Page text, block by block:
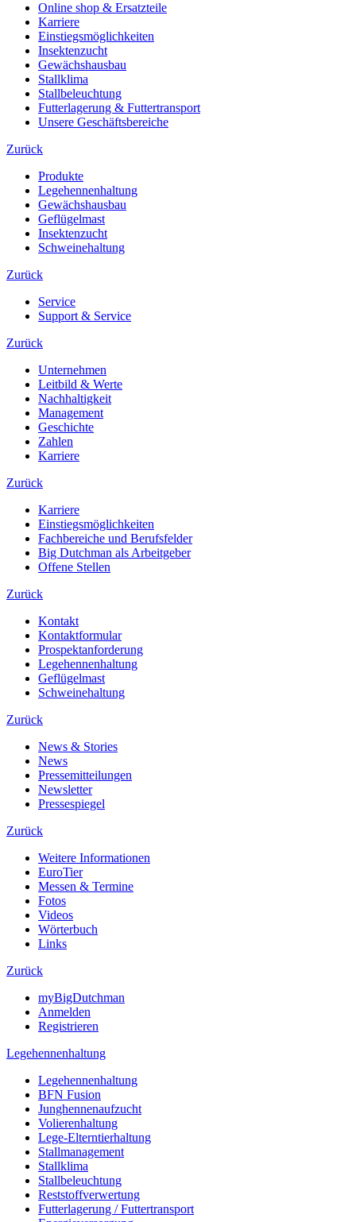
Online shop & Ersatzteile
Karriere
Einstiegsmöglichkeiten
Insektenzucht
Gewächshausbau
Stallklima
Stallbeleuchtung
Futterlagerung & Futtertransport
Unsere Geschäftsbereiche
Zurück
Produkte
Legehennenhaltung
Gewächshausbau
Geflügelmast
Insektenzucht
Schweinehaltung
Zurück
Service
Support & Service
Zurück
Unternehmen
Leitbild & Werte
Nachhaltigkeit
Management
Geschichte
Zahlen
Karriere
Zurück
Karriere
Einstiegsmöglichkeiten
Fachbereiche und Berufsfelder
Big Dutchman als Arbeitgeber
Offene Stellen
Zurück
Kontakt
Kontaktformular
Prospektanforderung
Legehennenhaltung
Geflügelmast
Schweinehaltung
Zurück
News & Stories
News
Pressemitteilungen
Newsletter
Pressespiegel
Zurück
Weitere Informationen
EuroTier
Messen & Termine
Fotos
Videos
Wörterbuch
Links
Zurück
myBigDutchman
Anmelden
Registrieren
Legehennenhaltung
Legehennenhaltung
BFN Fusion
Junghennenaufzucht
Volierenhaltung
Lege-Elterntierhaltung
Stallmanagement
Stallklima
Stallbeleuchtung
Reststoffverwertung
Futterlagerung / Futtertransport